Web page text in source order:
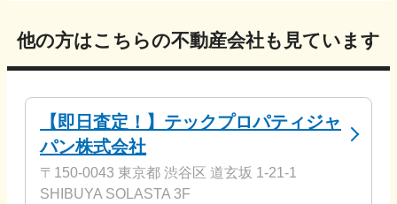
他の方はこちらの不動産会社も見ています
【即日査定！】テックプロパティジャ
パン株式会社
〒150-0043 東京都 渋谷区 道玄坂 1-21-1
SHIBUYA SOLASTA 3F